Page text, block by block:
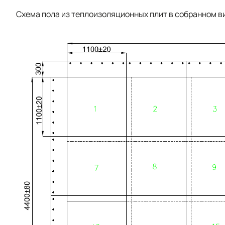
Схема пола из теплоизоляционных плит в собранном